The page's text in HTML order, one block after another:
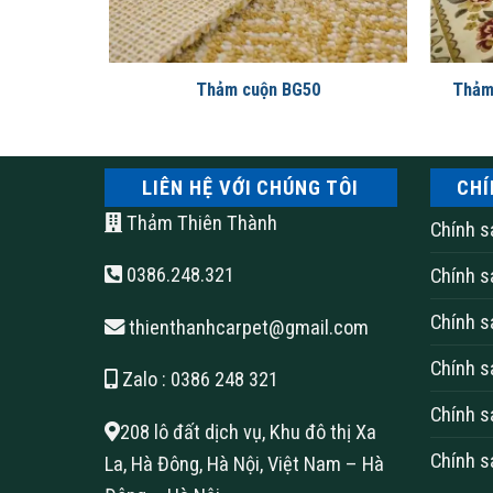
theo đúng nhu cầu hay sở thích của cá nhân
Bên cạnh đó, các loại thảm in sợi Nylon
Đặc biệt, những họa tiết
dụng phương pháp in đồng
về chất lượng Châu Âu.
Độ bền cao
Đế thảm được làm từ sợi PP dệt chắc chắn,
liệu bền đẹp, tốt, thiết kế sản xuất sợi được
tối đa của thảm trải sàn có thể lên đến 10- 15
Thảm cuộn BG50
LIÊN HỆ VỚI CHÚNG TÔI
Thảm Thiên Thành
0386.248.321
thienthanhcarpet@gmail.com
Zalo : 0386 248 321
208 lô đất dịch vụ, Khu đô thị Xa
La, Hà Đông, Hà Nội, Việt Nam – Hà
Chính
Chính
Chính
Chính
Chính
Chính